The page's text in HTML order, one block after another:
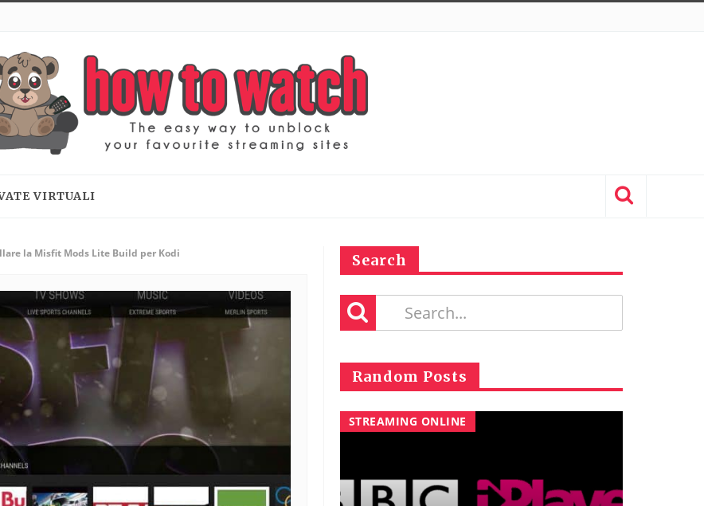
VIRTUALI
la Misfit Mods Lite Build per Kodi Search
Random Posts
STREAMING ONLINE